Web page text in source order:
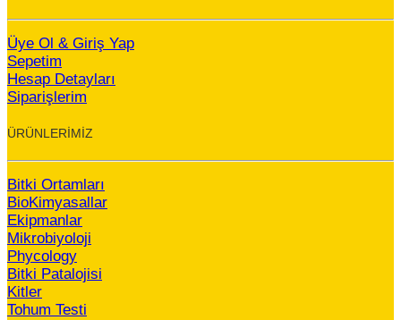
Üye Ol & Giriş Yap
Sepetim
Hesap Detayları
Siparişlerim
ÜRÜNLERİMİZ
Bitki Ortamları
BioKimyasallar
Ekipmanlar
Mikrobiyoloji
Phycology
Bitki Patalojisi
Kitler
Tohum Testi